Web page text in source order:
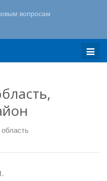
Меню